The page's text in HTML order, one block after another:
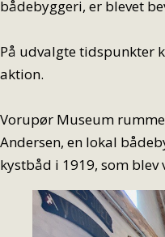
bådebyggeri, er blevet
På udvalgte tidspunkter
aktion.
Vorupør Museum
Andersen, en lokal
kystbåd i 1919, som